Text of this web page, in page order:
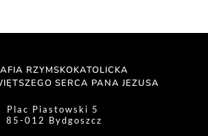
RZYMSKOKATOLICKA
SERCA PANA JEZUSA
Plac Piastowski 5
85-012 Bydgoszcz